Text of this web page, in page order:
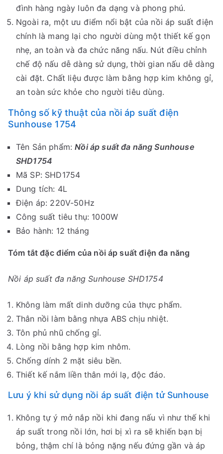
đình hàng ngày luôn đa dạng và phong phú.
Ngoài ra, một ưu điểm nổi bật của nồi áp suất điện
chính là mang lại cho người dùng một thiết kế gọn
nhẹ, an toàn và đa chức năng nấu. Nút điều chỉnh
chế độ nấu dễ dàng sử dụng, thời gian nấu dễ dàng
cài đặt. Chất liệu được làm bằng hợp kim không gỉ,
an toàn sức khỏe cho người tiêu dùng.
Thông số kỹ thuật của nồi áp suất điện
Sunhouse 1754
Tên Sản phẩm:Nồi áp suất đa năng Sunhouse
SHD1754
Mã SP: SHD1754
Dung tích: 4L
Điện áp: 220V-50Hz
Công suất tiêu thụ: 1000W
Bảo hành: 12 tháng
Tóm tắt đặc điểm của nồi áp suất điện đa năng
Nồi áp suất đa năng Sunhouse SHD1754
Không làm mất dinh dưỡng của thực phẩm.
Thân nồi làm bằng nhựa ABS chịu nhiệt.
Tôn phủ nhũ chống gỉ.
Lòng nồi bằng hợp kim nhôm.
Chống dính 2 mặt siêu bền.
Thiết kế nắm liền thân mới lạ, độc đáo.
Lưu ý khi sử dụng nồi áp suất điện tử Sunhouse
Không tự ý mở nắp nồi khi đang nấu vì như thế khi
áp suất trong nồi lớn, hơi bị xì ra sẽ khiến bạn bị
bỏng, thậm chí là bỏng nặng nếu đứng gần và áp